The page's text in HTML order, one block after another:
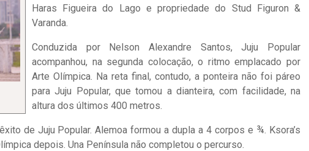
Haras Figueira do Lago e propriedade do Stud Figuron &
Varanda.
Conduzida por Nelson Alexandre Santos, Juju Popular
acompanhou, na segunda colocação, o ritmo emplacado por
Arte Olímpica. Na reta final, contudo, a ponteira não foi páreo
para Juju Popular, que tomou a dianteira, com facilidade, na
altura dos últimos 400 metros.
de Juju Popular. Alemoa formou a dupla a 4 corpos e ¾. Ksora’s
depois. Una Península não completou o percurso.